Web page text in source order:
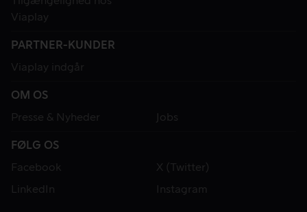
Viaplay
PARTNER-KUNDER
Viaplay indgår
OM OS
Presse & Nyheder
Jobs
FØLG OS
Facebook
X (Twitter)
LinkedIn
Instagram